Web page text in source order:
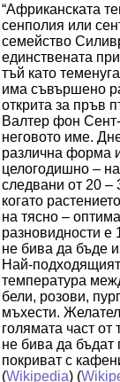
“Африканската
сенполия или
семейство
единствената
тъй като
има съвършено
открита за пръв
Валтер фон
неговото име.
различна форма
целогодишно –
следвани от 20
когато
на тясно –
разновидности е
не бива да бъде
Най-
температура
бели, розови,
мъхести.
голямата част
не бива да бъдат
покриват с
(Wikipedia) (